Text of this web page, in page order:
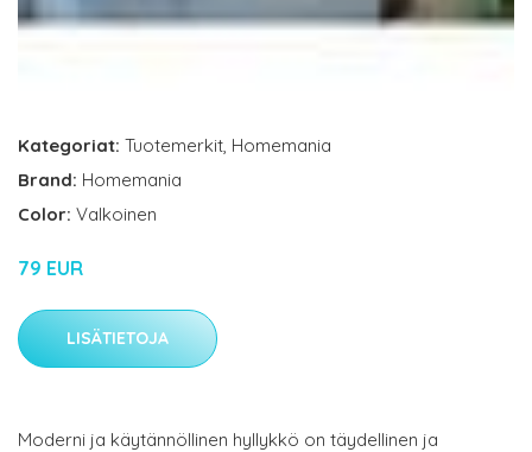
Kategoriat: Tuotemerkit, Homemania
Brand: Homemania
Color: Valkoinen
79 EUR
LISÄTIETOJA
Moderni ja käytännöllinen hyllykkö on täydellinen ja